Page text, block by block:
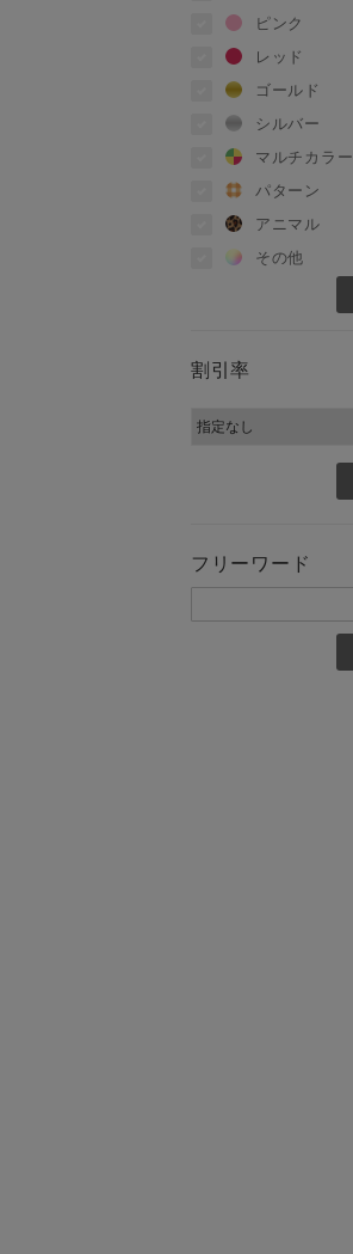
ピンク
レッド
ゴールド
シルバー
マルチカラー
パターン
アニマル
その他
割引率
フリーワード